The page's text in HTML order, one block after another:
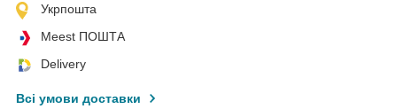
Укрпошта
Meest ПОШТА
Delivery
Всі умови доставки